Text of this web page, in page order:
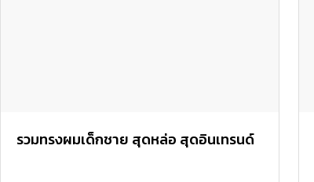
รวมทรงผมเด็กชาย สุดหล่อ สุดอินเทรนด์